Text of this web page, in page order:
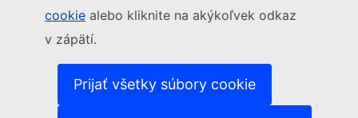
cookie alebo kliknite na akýkoľvek odkaz
v zápätí.
Prijať všetky súbory cookie
Kontakt(Externý odkaz)
Nahlásiť IT zraniteľnosť
Jazyky na našich webových stránkach(Externý odkaz)
Súbory cookies(Externý odkaz)
Politika ochrany osobných údajov